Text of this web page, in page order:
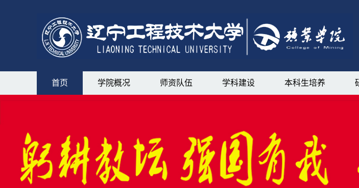
首页 学院概况 师资队伍 学科建设 本科生培养